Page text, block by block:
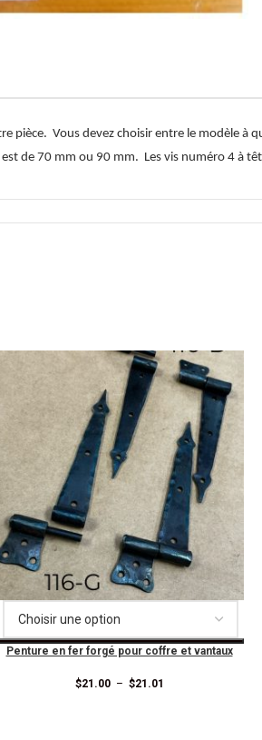
pièce. Vous devez choisir entre le modèle à
de 70 mm ou 90 mm. Les vis numéro 4 à
Penture en fer forgé pour coffre et vantaux
$21.00 – $21.01